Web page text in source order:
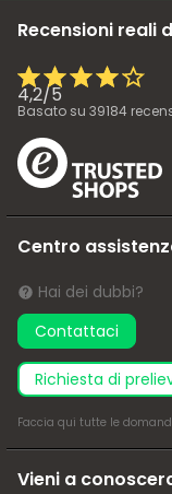
Recensioni reali
4,2/5
Basato su 39184
Centro
Hai dei dubbi?
Contattaci
richiesta di
Faccia qui tutte le
Vieni a